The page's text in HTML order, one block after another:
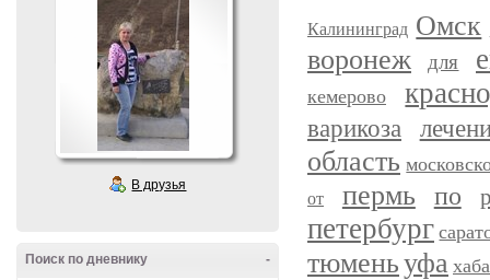
В друзья
-
Поиск по дневнику
Калининград Омск
воронеж для
кемерово
варикоза
область
от пермь по
петербург
тюменьуфа